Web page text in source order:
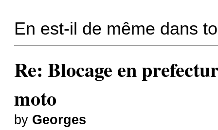
En est-il de même dans
Re: Blocage en
moto
by Georges